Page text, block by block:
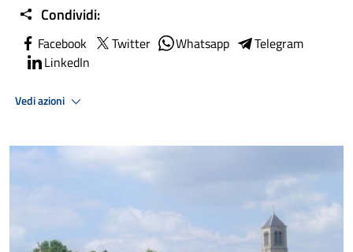
Condividi:
Facebook Twitter Whatsapp
Telegram
LinkedIn
Vedi azioni